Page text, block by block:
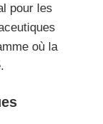
pour les
où la